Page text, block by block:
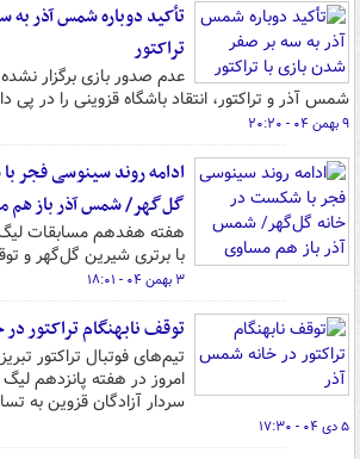
تأکید دوباره شمس آذر به
تراکتور
عدم صدور بازی برگزار
شمس آذر و تراکتور، انتقاد باشگاه قزوینی را در پی
۹ بهمن ۰۴ - ۲۰:۲۰
ادامه روند سینوسی فجر
گل‌گهر/ شمس آذر باز هم
هفته هفدهم مسابقات لیگ
با برتری شیرین گل‌گهر و
۳ بهمن ۰۴ - ۱۸:۰۱
توقف نابهنگام تراکتور
تیم‌های فوتبال تراکتور
امروز در هفته پانزدهم لیگ
سردار آزادگان قزوین به
۵ دی ۰۴ - ۱۷:۳۰